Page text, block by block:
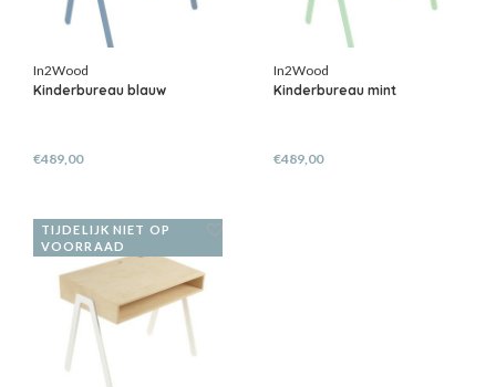
In2Wood
Kinderbureau blauw
€489,00
In2Wood
Kinderbureau mint
€489,00
TIJDELIJK NIET OP
VOORRAAD